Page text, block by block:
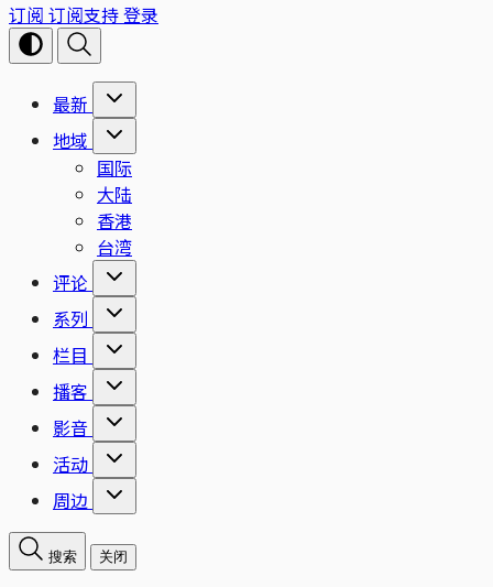
订阅 订阅支持登录
最新
地域
国际
大陆
香港
台湾
评论
系列
栏目
播客
影音
活动
周边
搜索 关闭